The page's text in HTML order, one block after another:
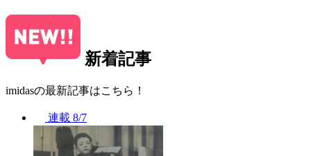
新着記事
imidasの最新記事はこちら！
連載 8/7